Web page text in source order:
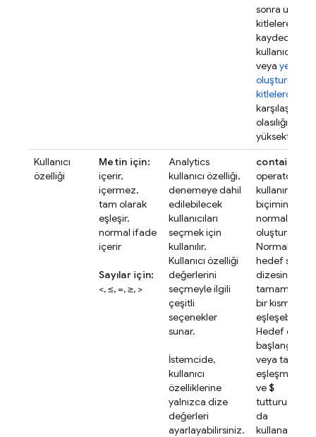
sonra uygun
kitlelere
kaydedilen
kullanıcılarda
veya yeni
oluşturulan
kitlelerde
karşılaşma
olasılığınız
yüksektir.
Kullanıcı
özelliği
Metin için:
içerir,
içermez,
tam olarak
eşleşir,
normal ifade
içerir
Sayılar için:
<, ≤, =, ≥, >
Analytics
kullanıcı özelliği,
denemeye dahil
edilebilecek
kullanıcıları
seçmek için
kullanılır.
Kullanıcı özelliği
değerlerini
seçmeyle ilgili
çeşitli
seçenekler
sunar.
İstemcide,
kullanıcı
özelliklerine
yalnızca dize
değerleri
ayarlayabilirsiniz.
contains
operatörünü
kullanırken
biçiminde
normal
Normal
hedef sürüm
dizesinin
tamamıyla
bir kısmıyla
eşleşebilir.
Hedef
başlangıcı,
veya
eşleşmek
ve$
da